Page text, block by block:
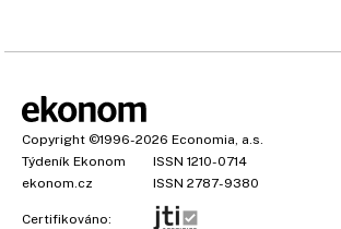
Copyright ©1996-2026 Economia, a.s.
Týdeník Ekonom
ISSN 1210-0714
ekonom.cz
ISSN 2787-9380
Certifikováno: